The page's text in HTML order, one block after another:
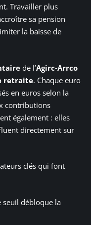
Travailler plus
sa pension
la baisse de
de l’Agirc-Arrco
retraite. Chaque euro
en euros selon la
contributions
également : elles
directement sur
clés qui font
seuil débloque la